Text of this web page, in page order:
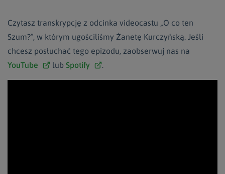
Czytasz transkrypcję z odcinka videocastu „O co ten
Szum?”, w którym ugościliśmy Żanetę Kurczyńską. Jeśli
chcesz posłuchać tego epizodu, zaobserwuj nas na
YouTube
lub Spotify .